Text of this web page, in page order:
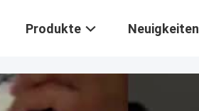
Produkte Neuigkeiten